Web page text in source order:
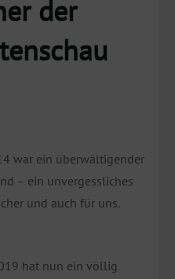
der
war ein überwältigender
– ein unvergessliches
und auch für uns.
hat nun ein völlig